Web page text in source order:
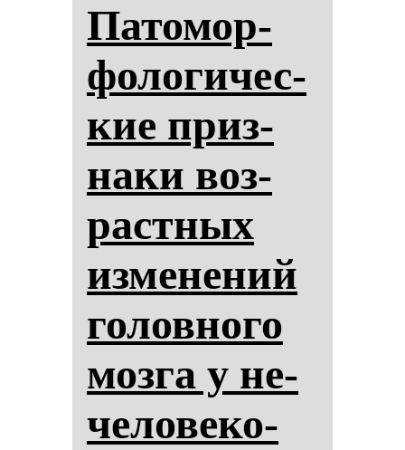
Па­то­мор­
фо­ло­ги­чес­
кие приз­
на­ки воз­
рас­тных
из­ме­не­ний
го­лов­но­го
моз­га у не­
че­ло­ве­ко­